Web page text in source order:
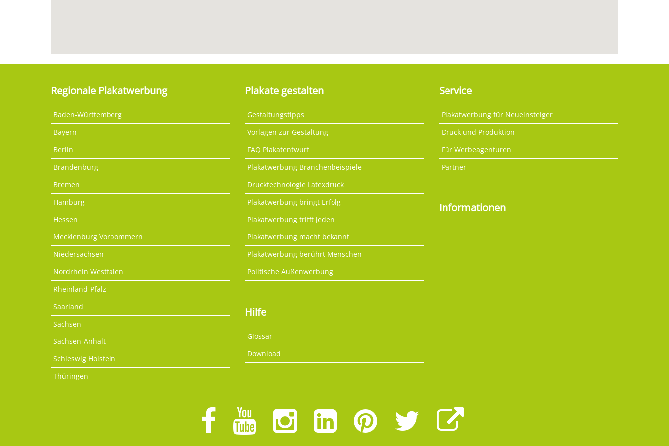
Regionale Plakatwerbung
Baden-Württemberg
Bayern
Berlin
Brandenburg
Bremen
Hamburg
Hessen
Mecklenburg Vorpommern
Niedersachsen
Nordrhein Westfalen
Rheinland-Pfalz
Saarland
Sachsen
Sachsen-Anhalt
Schleswig Holstein
Thüringen
Plakate gestalten
Gestaltungstipps
Vorlagen zur Gestaltung
FAQ Plakatentwurf
Plakatwerbung Branchenbeispiele
Drucktechnologie Latexdruck
Plakatwerbung bringt Erfolg
Plakatwerbung trifft jeden
Plakatwerbung macht bekannt
Plakatwerbung berührt Menschen
Politische Außenwerbung
Hilfe
Glossar
Download
Service
Plakatwerbung für Neueinsteiger
Druck und Produktion
Für Werbeagenturen
Partner
Informationen